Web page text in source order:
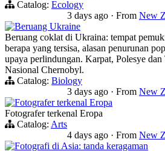
Catalog: Ecology
3 days ago · From New
Beruang Ukraine
Beruang coklat di Ukraina: tempat
berapa yang tersisa, alasan penurunan
upaya perlindungan. Karpat, Polesye dan
Nasional Chernobyl.
Catalog: Biology
3 days ago · From New
Fotografer terkenal Eropa
Fotografer terkenal Eropa
Catalog: Arts
4 days ago · From New
Fotografi di Asia: tanda keragaman